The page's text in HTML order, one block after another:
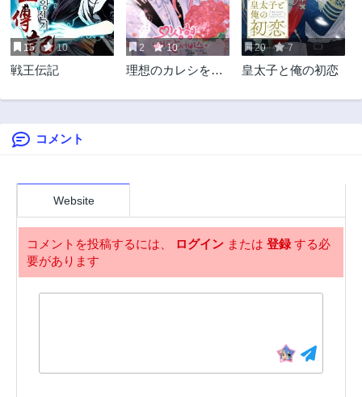
15 10
戦王伝記
2 10
理想のカレシをレ
20 7
皇太子と俺の初恋
コメント
Website
コメントを投稿するには、 ログイン または 登録する必
要があります